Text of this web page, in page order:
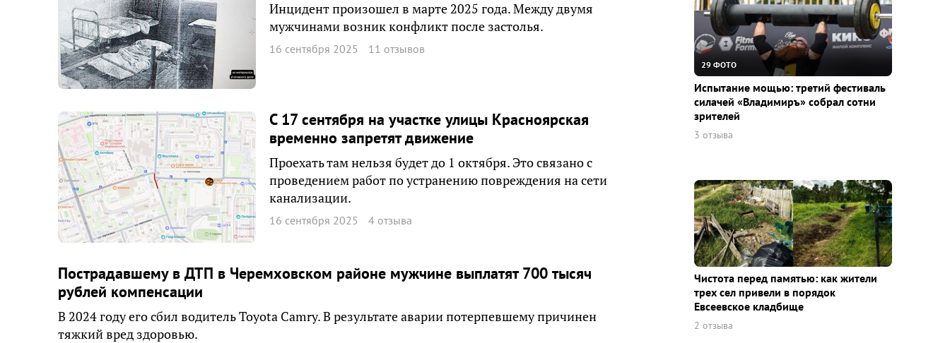
Инцидент произошел в марте 2025 года. Между двумя
мужчинами возник конфликт после застолья.
16 сентября 2025 11 отзывов
С 17 сентября на участке улицы Красноярская
временно запретят движение
Проехать там нельзя будет до 1 октября. Это связано с
проведением работ по устранению повреждения на сети
канализации.
16 сентября 2025 4 отзыва
Пострадавшему в ДТП в Черемховском районе мужчине выплатят 700 тысяч
рублей компенсации
В 2024 году его сбил водитель Toyota Camry. В результате аварии потерпевшему причинен
тяжкий вред здоровью.
29 ФОТО
Испытание мощью: третий фестиваль
силачей «Владимиръ» собрал сотни
зрителей
3 отзыва
Чистота перед памятью: как жители
трех сел привели в порядок
Евсеевское кладбище
2 отзыва